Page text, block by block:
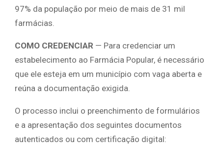
97% da população por meio de mais de 31 mil
farmácias.
COMO CREDENCIAR — Para credenciar um
estabelecimento ao Farmácia Popular, é necessário
que ele esteja em um município com vaga aberta e
reúna a documentação exigida.
O processo inclui o preenchimento de formulários
e a apresentação dos seguintes documentos
autenticados ou com certificação digital: